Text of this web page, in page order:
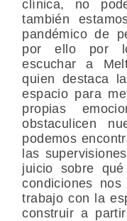
clínica, no
también
pandémico de
por ello por
escuchar a
quien destaca
espacio para
propias
obstaculicen
podemos
las
juicio sobre
condiciones
trabajo con la
construir a